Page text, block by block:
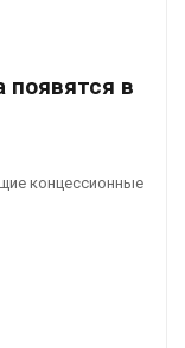
появятся в
концессионные